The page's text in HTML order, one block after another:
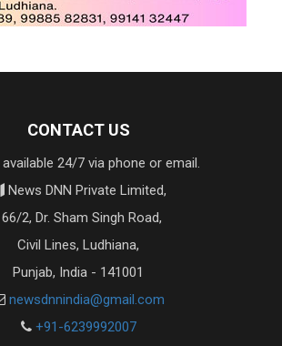
CONTACT US
24/7 via phone or email.
News DNN Private Limited,
2, Dr. Sham Singh Road,
Civil Lines, Ludhiana,
Punjab, India - 141001
newsdnnindia@gmail.com
+91-6239992007